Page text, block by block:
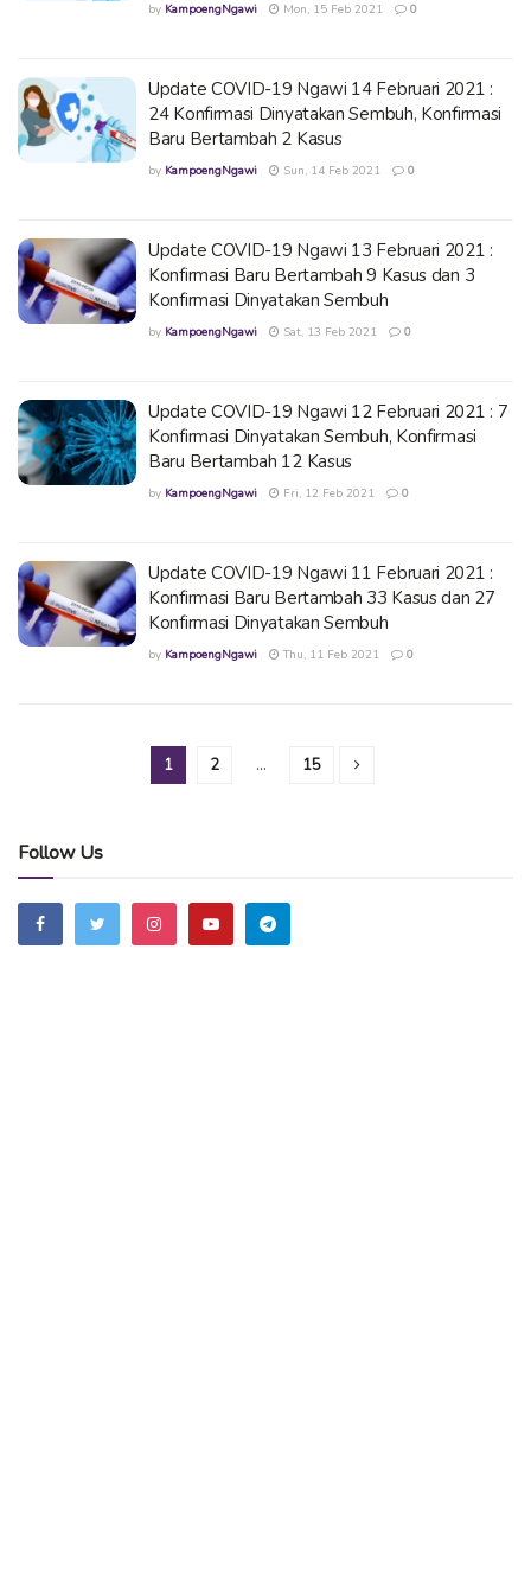
by KampoengNgawi Mon, 15 Feb 2021 0
Update COVID-19 Ngawi 14 Februari 2021 :
24 Konfirmasi Dinyatakan Sembuh, Konfirmasi
Baru Bertambah 2 Kasus
by KampoengNgawi Sun, 14 Feb 2021 0
Update COVID-19 Ngawi 13 Februari 2021 :
Konfirmasi Baru Bertambah 9 Kasus dan 3
Konfirmasi Dinyatakan Sembuh
by KampoengNgawi Sat, 13 Feb 2021 0
Update COVID-19 Ngawi 12 Februari 2021 : 7
Konfirmasi Dinyatakan Sembuh, Konfirmasi
Baru Bertambah 12 Kasus
by KampoengNgawi Fri, 12 Feb 2021 0
Update COVID-19 Ngawi 11 Februari 2021 :
Konfirmasi Baru Bertambah 33 Kasus dan 27
Konfirmasi Dinyatakan Sembuh
by KampoengNgawi Thu, 11 Feb 2021 0
1 2 … 15
Follow Us